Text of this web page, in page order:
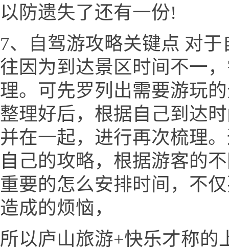
以防遗失了还有一份!
7、自驾游攻略关键点 对
往因为到达景区时间不一
理。可先罗列出需要游玩
整理好后，根据自己到达
并在一起，进行再次梳理
自己的攻略，根据游客的
重要的怎么安排时间，不
造成的烦恼，
所以庐山旅游+快乐才称的